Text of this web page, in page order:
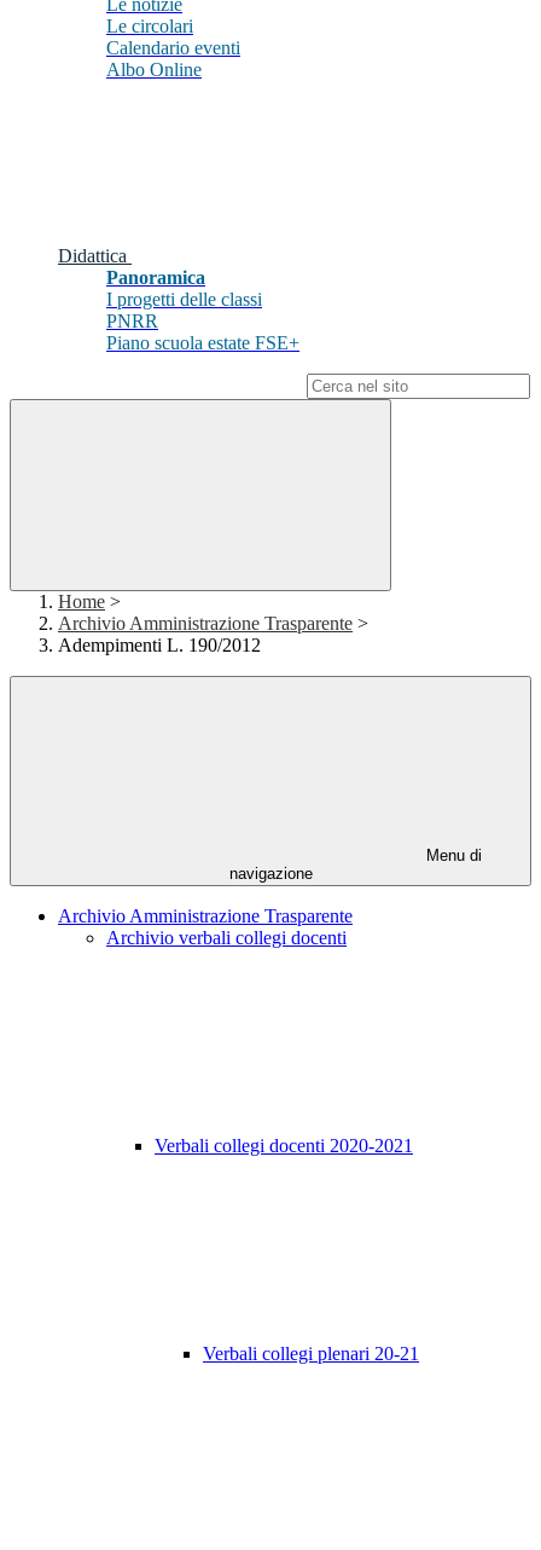
Le notizie
Le circolari
Calendario eventi
Albo Online
Didattica
Panoramica
I progetti delle classi
PNRR
Piano scuola estate FSE+
Home >
Archivio Amministrazione Trasparente >
Adempimenti L. 190/2012
Menu di
navigazione
Archivio Amministrazione Trasparente
Archivio verbali collegi docenti
Verbali collegi docenti 2020-2021
Verbali collegi plenari 20-21